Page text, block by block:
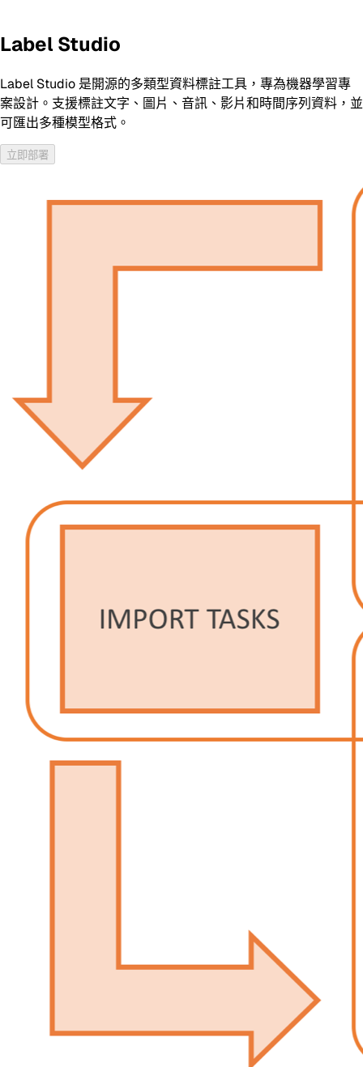
Label Studio
Label Studio 是開源的多類型資料標註工具，專為機器學習專
案設計。支援標註文字、圖片、音訊、影片和時間序列資料，並
可匯出多種模型格式。
立即部署